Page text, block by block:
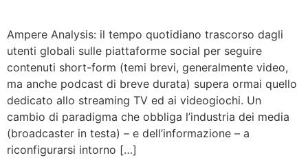
Ampere Analysis: il tempo quotidiano trascorso dagli
utenti globali sulle piattaforme social per seguire
contenuti short-form (temi brevi, generalmente video,
ma anche podcast di breve durata) supera ormai quello
dedicato allo streaming TV ed ai videogiochi. Un
cambio di paradigma che obbliga l’industria dei media
(broadcaster in testa) – e dell’informazione – a
riconfigurarsi intorno […]